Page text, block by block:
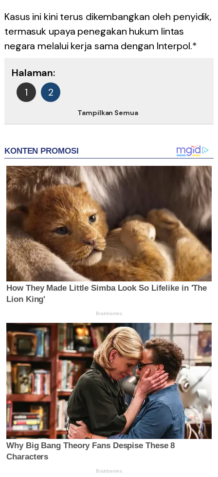
Kasus ini kini terus dikembangkan oleh penyidik,
termasuk upaya penegakan hukum lintas
negara melalui kerja sama dengan Interpol.*
Halaman:
1
2
Tampilkan Semua